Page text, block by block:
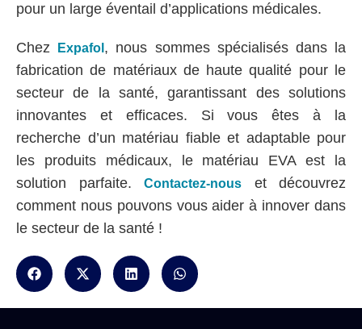
pour un large éventail d’applications médicales.
Chez Expafol , nous sommes spécialisés dans la
fabrication de matériaux de haute qualité pour le
secteur de la santé, garantissant des solutions
innovantes et efficaces. Si vous êtes à la
recherche d’un matériau fiable et adaptable pour
les produits médicaux, le matériau EVA est la
solution parfaite. Contactez-nous et découvrez
comment nous pouvons vous aider à innover dans
le secteur de la santé !